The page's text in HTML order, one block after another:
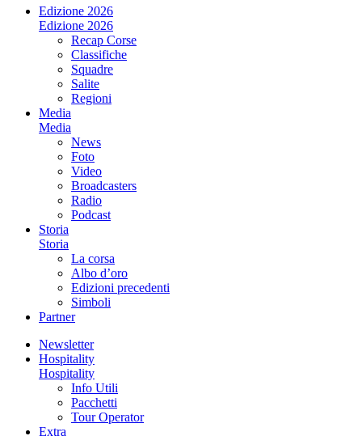
Edizione 2026
Edizione 2026
Recap Corse
Classifiche
Squadre
Salite
Regioni
Media
Media
News
Foto
Video
Broadcasters
Radio
Podcast
Storia
Storia
La corsa
Albo d’oro
Edizioni precedenti
Simboli
Partner
Newsletter
Hospitality
Hospitality
Info Utili
Pacchetti
Tour Operator
Extra